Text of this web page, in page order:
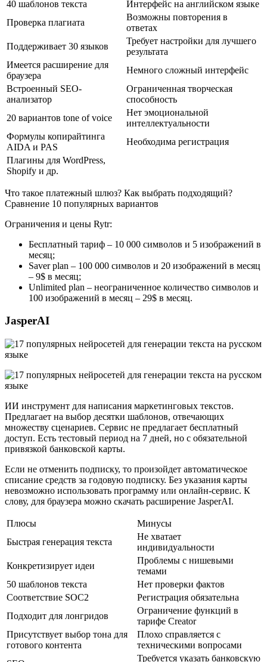
40 шаблонов текста
Интерфейс на английском языке
Проверка плагиата
Возможны повторения в
ответах
Поддерживает 30 языков
Требует настройки для лучшего
результата
Имеется расширение для
браузера
Немного сложный интерфейс
Встроенный SEO-
анализатор
Ограниченная творческая
способность
20 вариантов tone of voice
Нет эмоциональной
интеллектуальности
Формулы копирайтинга
AIDA и PAS
Необходима регистрация
Плагины для WordPress,
Shopify и др.
Что такое платежный шлюз? Как выбрать подходящий?
Сравнение 10 популярных вариантов
Ограничения и цены Rytr:
Бесплатный тариф – 10 000 символов и 5 изображений в
месяц;
Saver plan – 100 000 символов и 20 изображений в месяц
– 9$ в месяц;
Unlimited plan – неограниченное количество символов и
100 изображений в месяц – 29$ в месяц.
JasperAI
ИИ инструмент для написания маркетинговых текстов.
Предлагает на выбор десятки шаблонов, отвечающих
множеству сценариев. Сервис не предлагает бесплатный
доступ. Есть тестовый период на 7 дней, но с обязательной
привязкой банковской карты.
Если не отменить подписку, то произойдет автоматическое
списание средств за годовую подписку. Без указания карты
невозможно использовать программу или онлайн-сервис. К
слову, для браузера можно скачать расширение JasperAI.
Плюсы
Минусы
Быстрая генерация текста
Не хватает
индивидуальности
Конкретизирует идеи
Проблемы с нишевыми
темами
50 шаблонов текста
Нет проверки фактов
Соответствие SOC2
Регистрация обязательна
Подходит для лонгридов
Ограничение функций в
тарифе Creator
Присутствует выбор тона для
готового контента
Плохо справляется с
техническими вопросами
Требуется указать банковскую